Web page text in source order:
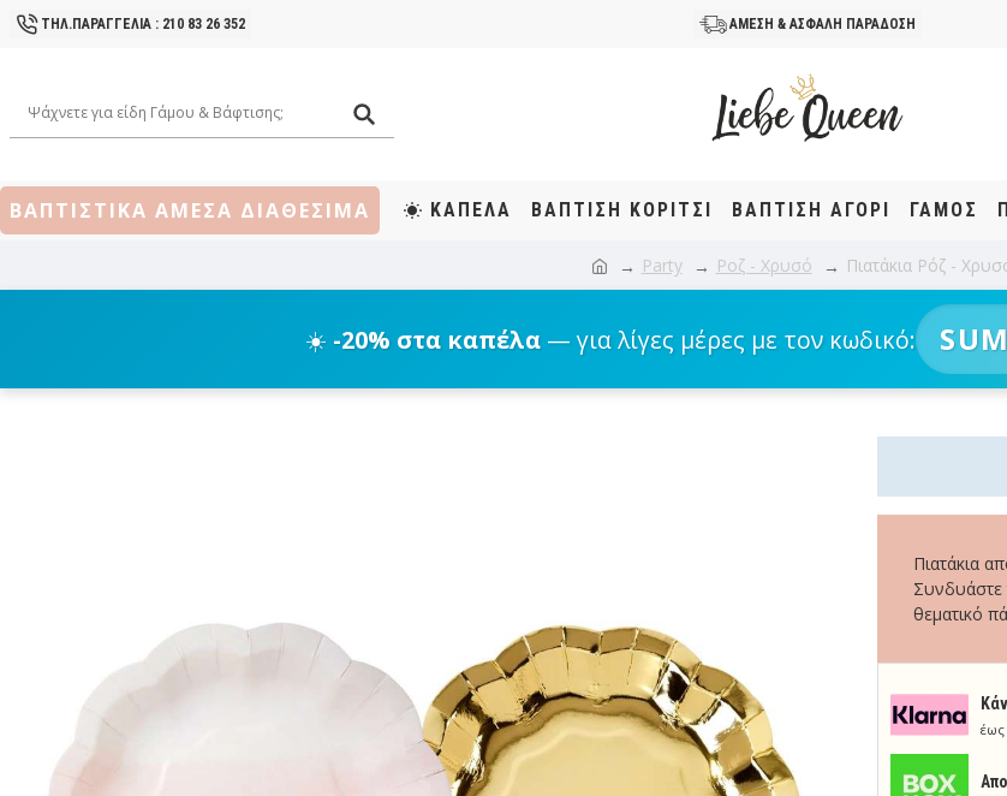
ΤΗΛ.ΠΑΡΑΓΓΕΛΙΑ : 210 83 26 352 ΑΜΕΣΗ & ΑΣΦΑΛΗ ΠΑΡΑΔΟΣΗ
ΒΑΠΤΙΣΤΙΚΑ ΑΜΕΣΑ ΔΙΑΘΕΣΙΜΑ ΚΑΠΕΛΑ ΒΆΠΤΙΣΗ KOΡΊΤΣΙ ΒΆΠΤΙΣΗ ΑΓΌΡΙ ΓΑΜΟΣ
Party Ροζ - Χρυσό Πιατάκια Ρόζ -
☀️ -20% στα καπέλα — για λίγες μέρες με τον κωδικό:
έως
Πιατάκια
Συνδυάστε
θεματικό